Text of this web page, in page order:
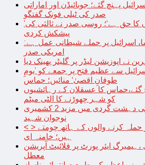
پہنچ گئے؛ جوبائیڈن اور اماراتی
صدر کی ٹیلی فونک گفتگو
’آزاد ریاست فلسطینیوں کا حق ہے‘؛ روسی صدر نے ثالثی کی
پیشکش کردی
اسرائیل پر حملے شیطانی عمل ہے:
امریکی صدر
نے اپوزیشن لیڈر پر گلیٹر پھینک دیا
سے عظیم فتح پر جمعے کو ’یومِ
طوفانِ اقصیٰ‘ منائیں؛ حماس
گئے،حماس کا عسقلان کے رہائشیوں
کو شہر چھوڑنے کا الٹی میٹم
بھارتی فوج کی ریاستی دہشت گردی میں مزید 2 کشمیری
نوجوان شہید
< > صیہونی حکومت پر حملہ کرنے والوں کے ہاتھ چومتے
ہیں؛ خامنہ ای
ایئر پورٹ پر فلائیٹ آپریشن
معطل